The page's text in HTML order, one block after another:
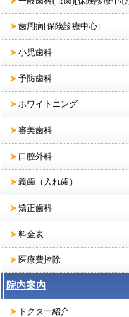
歯周病[保険診療中心]
小児歯科
予防歯科
ホワイトニング
審美歯科
口腔外科
義歯（入れ歯）
矯正歯科
料金表
医療費控除
院内案内
ドクター紹介